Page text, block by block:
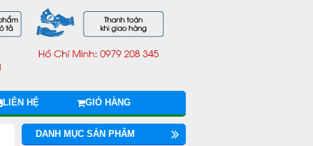
LIÊN HỆ GIỎ HÀNG
DANH MỤC SẢN PHẨM